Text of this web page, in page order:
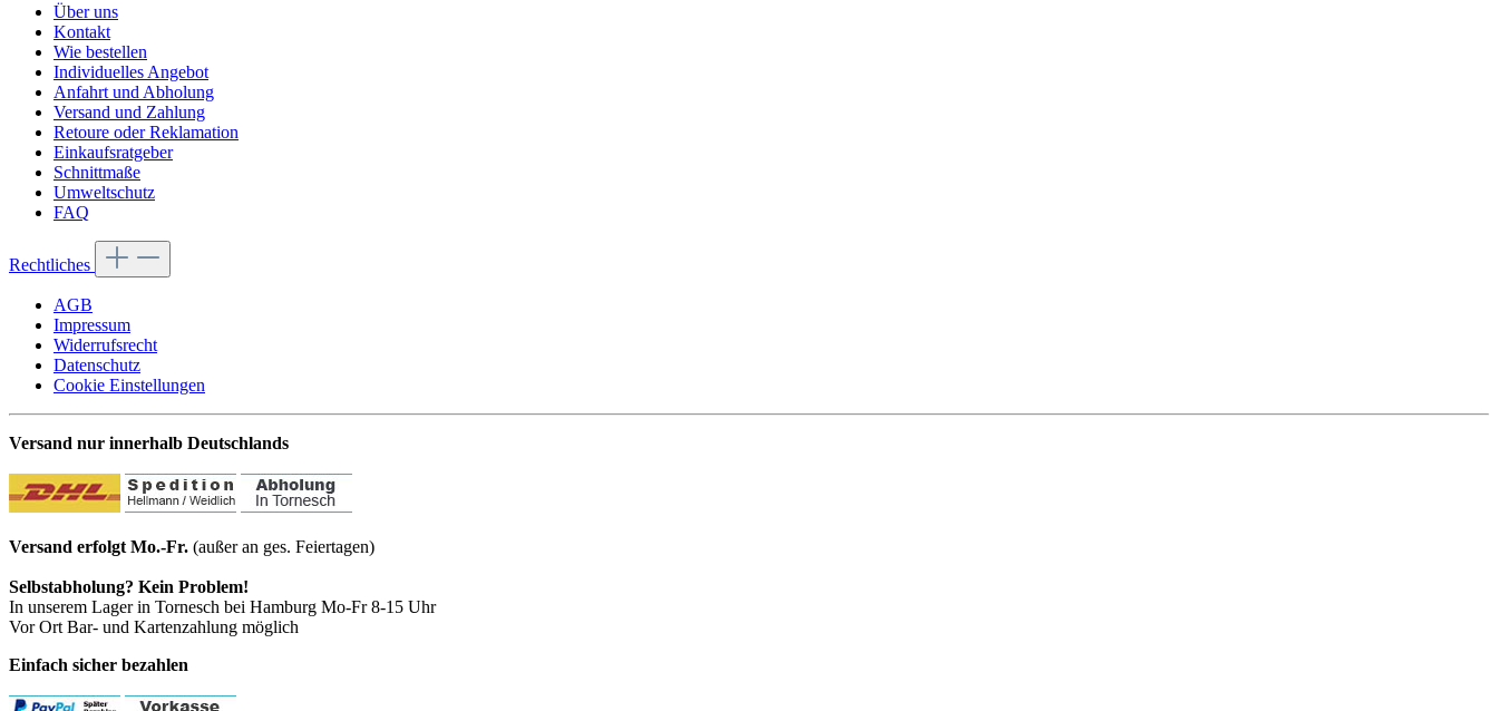
Über uns
Kontakt
Wie bestellen
Individuelles Angebot
Anfahrt und Abholung
Versand und Zahlung
Retoure oder Reklamation
Einkaufsratgeber
Schnittmaße
Umweltschutz
FAQ
Rechtliches
AGB
Impressum
Widerrufsrecht
Datenschutz
Cookie Einstellungen
Versand nur innerhalb Deutschlands
Versand erfolgt Mo.-Fr. (außer an ges. Feiertagen)
Selbstabholung? Kein Problem!
In unserem Lager in Tornesch bei Hamburg Mo-Fr 8-15 Uhr
Vor Ort Bar- und Kartenzahlung möglich
Einfach sicher bezahlen